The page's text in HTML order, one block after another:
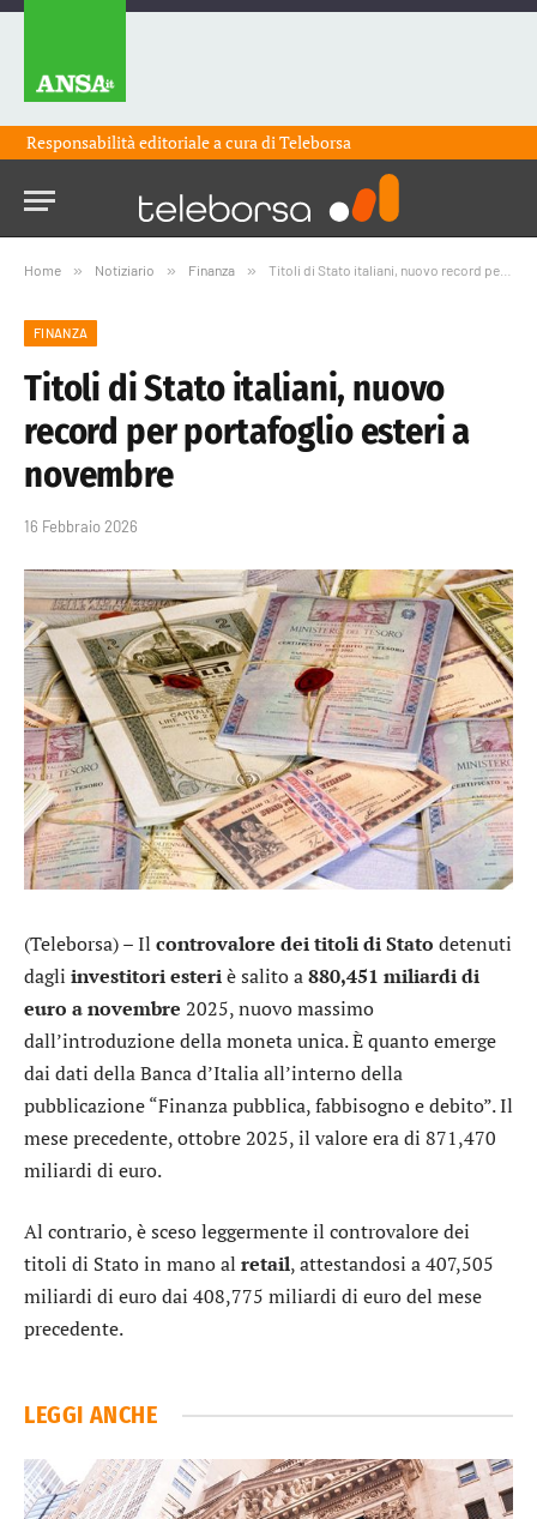
Responsabilità editoriale a cura diTeleborsa
Home » Notiziario » Finanza » Titoli di Stato italiani, nuovo record per portafoglio esteri a novembre
FINANZA
Titoli di Stato italiani, nuovo
record per portafoglio esteri a
novembre
16 Febbraio 2026
(Teleborsa) – Il controvalore dei titoli di Stato detenuti
dagli investitori esteriè salito a880,451 miliardi di
euro a novembre 2025, nuovo massimo
dall’introduzione della moneta unica. È quanto emerge
dai dati della Banca d’Italia all’interno della
pubblicazione “Finanza pubblica, fabbisogno e debito”. Il
mese precedente, ottobre 2025, il valore era di 871,470
miliardi di euro.
Al contrario, è sceso leggermente il controvalore dei
titoli di Stato in mano al retail, attestandosi a 407,505
miliardi di euro dai 408,775 miliardi di euro del mese
precedente.
LEGGI ANCHE